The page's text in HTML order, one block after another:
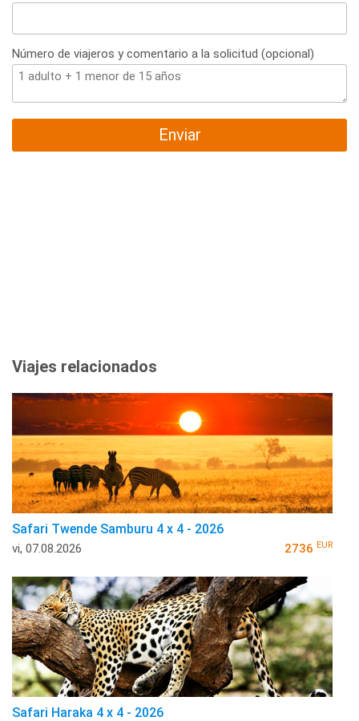
Número de viajeros y comentario a la solicitud (opcional)
Enviar
Viajes relacionados
Safari Twende Samburu 4 x 4 - 2026
vi, 07.08.2026 2736 EUR
Safari Haraka 4 x 4 - 2026